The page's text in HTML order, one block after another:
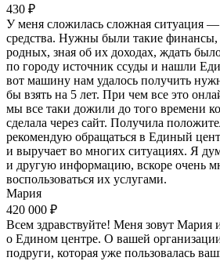
430 ₽
У меня сложилась сложная ситуация
средства. Нужны были такие
родных, зная об их доходах, ждать
по городу источник ссуды и нашли
вот машину нам удалось получить
бы взять на 5 лет. При чем все это
мы все таки дожили до того времени
сделала через сайт. Получила
рекомендую обращаться в Единый
и выручает во многих ситуациях. Я
и другую информацию, вскоре очень
воспользоваться их услугами.
Мария
420 000 ₽
Всем здравствуйте! Меня зовут Мария
о Едином центре. О вашей
подруги, которая уже пользовалась